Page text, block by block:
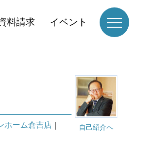
料請求 イベント
自己紹介へ
ホーム倉吉店